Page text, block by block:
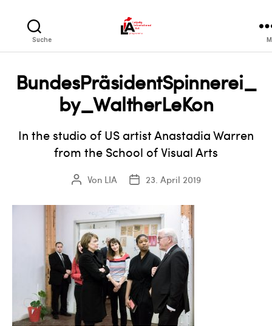
Suche
BundesPräsidentSpinnerei_
by_WaltherLeKon
In the studio of US artist Anastadia Warren
from the School of Visual Arts
Beitragsautor
Von LIA Veröffentlichungsdatum
23. April 2019